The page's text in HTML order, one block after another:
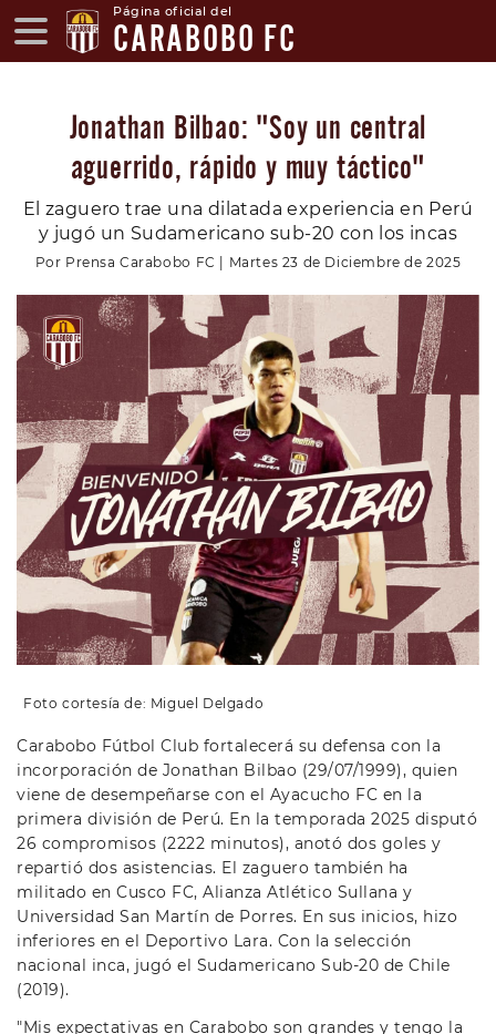
Página oficial del
CARABOBO FC
Jonathan Bilbao: "Soy un central
aguerrido, rápido y muy táctico"
El zaguero trae una dilatada experiencia en Perú
y jugó un Sudamericano sub-20 con los incas
Por Prensa Carabobo FC | Martes 23 de Diciembre de 2025
Foto cortesía de: Miguel Delgado
Carabobo Fútbol Club fortalecerá su defensa con la
incorporación de Jonathan Bilbao (29/07/1999), quien
viene de desempeñarse con el Ayacucho FC en la
primera división de Perú. En la temporada 2025 disputó
26 compromisos (2222 minutos), anotó dos goles y
repartió dos asistencias. El zaguero también ha
militado en Cusco FC, Alianza Atlético Sullana y
Universidad San Martín de Porres. En sus inicios, hizo
inferiores en el Deportivo Lara. Con la selección
nacional inca, jugó el Sudamericano Sub-20 de Chile
(2019).
"Mis expectativas en Carabobo son grandes y tengo la